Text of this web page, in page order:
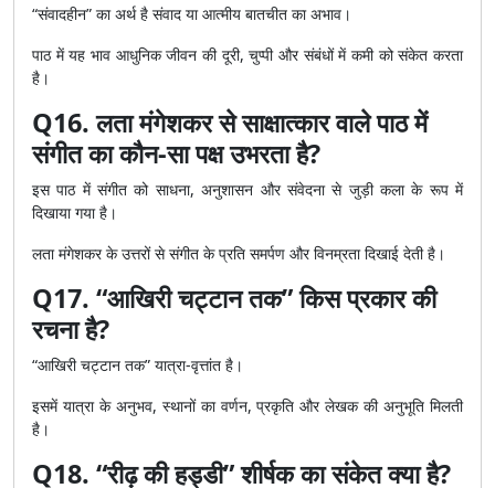
“संवादहीन” का अर्थ है संवाद या आत्मीय बातचीत का अभाव।
पाठ में यह भाव आधुनिक जीवन की दूरी, चुप्पी और संबंधों में कमी को संकेत करता
है।
Q16. लता मंगेशकर से साक्षात्कार वाले पाठ में
संगीत का कौन-सा पक्ष उभरता है?
इस पाठ में संगीत को साधना, अनुशासन और संवेदना से जुड़ी कला के रूप में
दिखाया गया है।
लता मंगेशकर के उत्तरों से संगीत के प्रति समर्पण और विनम्रता दिखाई देती है।
Q17. “आखिरी चट्टान तक” किस प्रकार की
रचना है?
“आखिरी चट्टान तक” यात्रा-वृत्तांत है।
इसमें यात्रा के अनुभव, स्थानों का वर्णन, प्रकृति और लेखक की अनुभूति मिलती
है।
Q18. “रीढ़ की हड्डी” शीर्षक का संकेत क्या है?